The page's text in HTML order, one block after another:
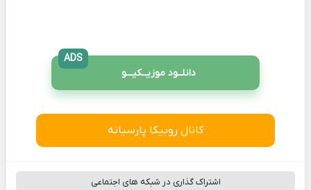
دانلــود موزیــکیـــو
ADS
کانال روبیکا پارسیانه
اشتراک گذاری در شبکه های اجتماعی